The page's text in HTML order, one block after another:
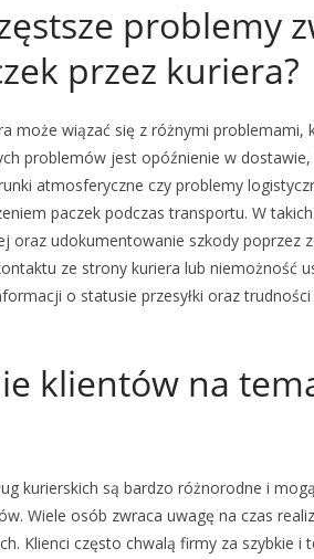
problemy
przez kuriera?
może wiązać się z różnymi problemami,
problemów jest opóźnienie w
atmosferyczne czy problemy
paczek podczas transportu. W
oraz udokumentowanie szkody poprzez
ze strony kuriera lub niemożność
o statusie przesyłki oraz
klientów na
kurierskich są bardzo różnorodne i
Wiele osób zwraca uwagę na czas
Klienci często chwalą firmy za szybkie i